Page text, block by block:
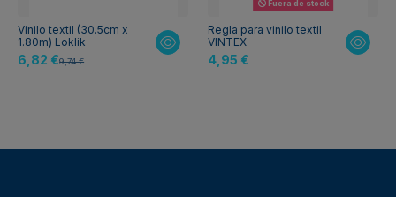
Vinilo textil (30.5cm x
1.80m) Loklik
6,82 €9,74 €
Fuera de stock
Regla para vinilo textil
VINTEX
4,95 €